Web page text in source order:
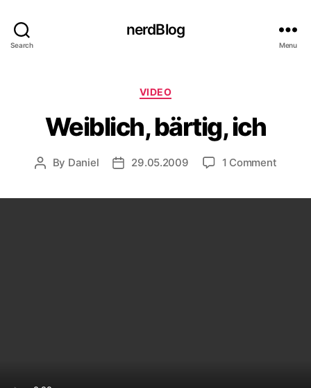
Search
nerdBlog
Menu
Categories
VIDEO
Weiblich, bärtig, ich
Post
By Daniel
Post29.05.2009 1 Commenton